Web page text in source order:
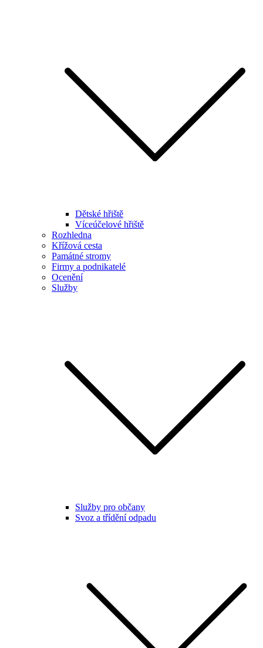
Dětské hřiště
Víceúčelové hřiště
Rozhledna
Křížová cesta
Památné stromy
Firmy a podnikatelé
Ocenění
Služby
Služby pro občany
Svoz a třídění odpadu